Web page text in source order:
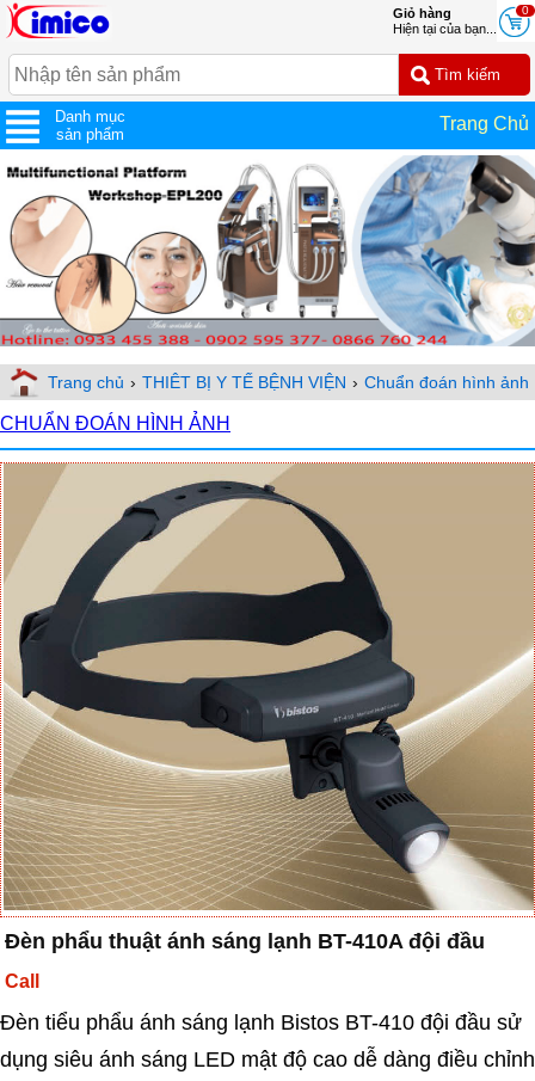
0
Giỏ hàng
Hiện tại của bạn...
Danh mục
sản phẩm
Trang Chủ
Trang chủ › THIÊT BỊ Y TẾ BỆNH VIỆN › Chuẩn đoán hình ảnh
CHUẨN ĐOÁN HÌNH ẢNH
Đèn phẩu thuật ánh sáng lạnh BT-410A đội đầu
Call
Đèn tiểu phẩu ánh sáng lạnh Bistos BT-410 đội đầu sử
dụng siêu ánh sáng LED mật độ cao dễ dàng điều chỉnh